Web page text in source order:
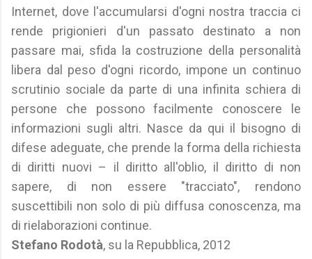
Internet, dove l'accumularsi d'ogni nostra traccia ci
rende prigionieri d'un passato destinato a non
passare mai, sfida la costruzione della personalità
libera dal peso d'ogni ricordo, impone un continuo
scrutinio sociale da parte di una infinita schiera di
persone che possono facilmente conoscere le
informazioni sugli altri. Nasce da qui il bisogno di
difese adeguate, che prende la forma della richiesta
di diritti nuovi – il diritto all'oblio, il diritto di non
sapere, di non essere "tracciato", rendono
suscettibili non solo di più diffusa conoscenza, ma
di rielaborazioni continue.
Stefano Rodotà, su la Repubblica, 2012